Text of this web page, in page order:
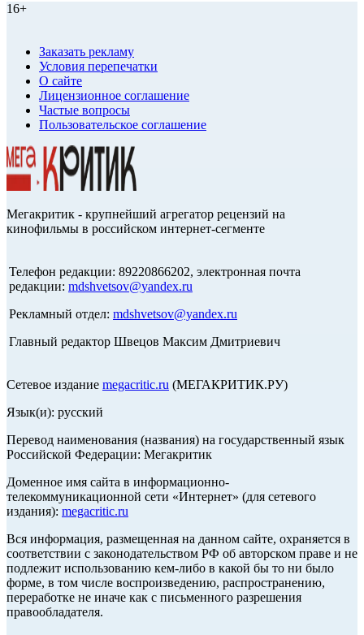
16+
Заказать рекламу
Условия перепечатки
О сайте
Лицензионное соглашение
Частые вопросы
Пользовательское соглашение
Мегакритик - крупнейший агрегатор рецензий на
кинофильмы в российском интернет-сегменте
Телефон редакции: 89220866202, электронная почта
редакции: mdshvetsov@yandex.ru
Рекламный отдел: mdshvetsov@yandex.ru
Главный редактор Швецов Максим Дмитриевич
Сетевое издание megacritic.ru (МЕГАКРИТИК.РУ)
Язык(и): русский
Перевод наименования (названия) на государственный язык
Российской Федерации: Мегакритик
Доменное имя сайта в информационно-
телекоммуникационной сети «Интернет» (для сетевого
издания): megacritic.ru
Вся информация, размещенная на данном сайте, охраняется в
соответствии с законодательством РФ об авторском праве и не
подлежит использованию кем-либо в какой бы то ни было
форме, в том числе воспроизведению, распространению,
переработке не иначе как с письменного разрешения
правообладателя.